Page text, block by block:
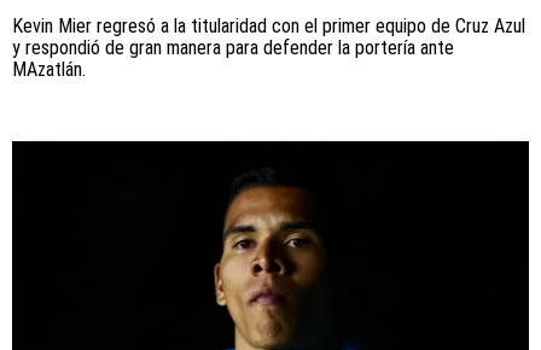
Kevin Mier regresó a la titularidad con el primer equipo de Cruz Azul
y respondió de gran manera para defender la portería ante
MAzatlán.